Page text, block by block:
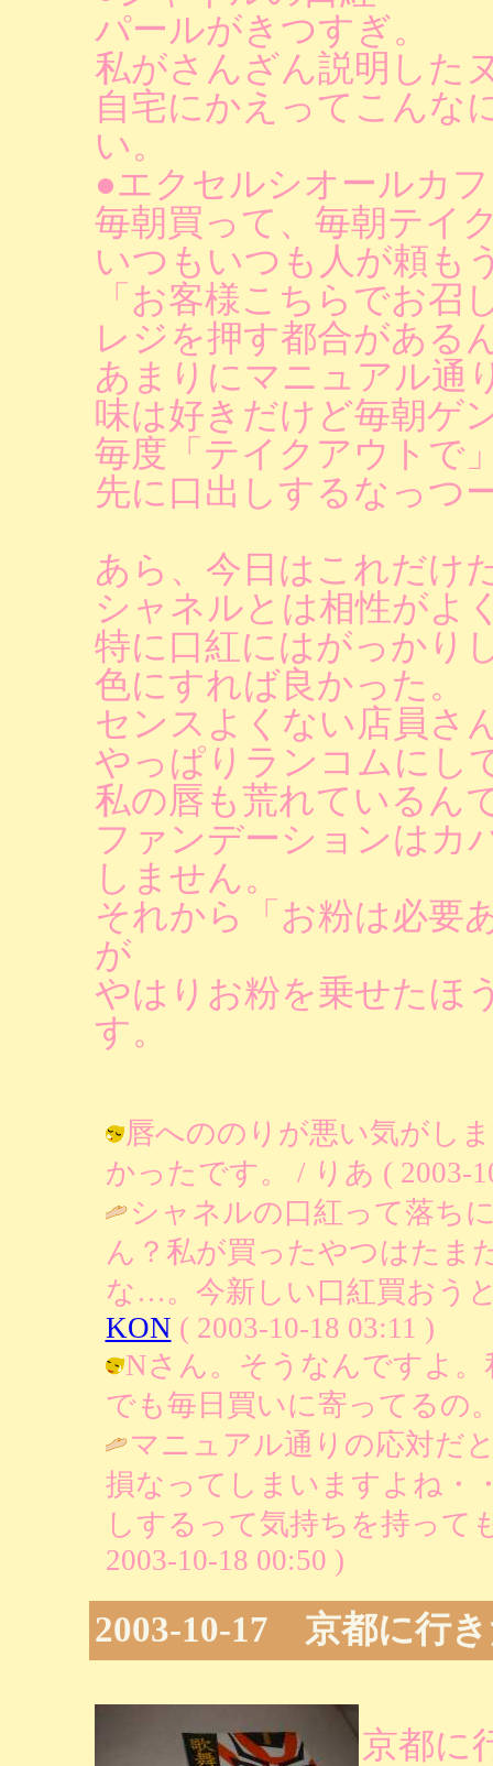
パールがきつすぎ。
私がさんざん説明した
自宅にかえってこんな
い。
●エクセルシオールカ
毎朝買って、毎朝テイ
いつもいつも人が頼も
「お客様こちらでお召
レジを押す都合がある
あまりにマニュアル通
味は好きだけど毎朝ゲ
毎度「テイクアウトで
先に口出しするなっつ
あら、今日はこれだけ
シャネルとは相性がよ
特に口紅にはがっかり
色にすれば良かった。
センスよくない店員さ
やっぱりランコムにし
私の唇も荒れているん
ファンデーションはカ
しません。
それから「お粉は必要
が
やはりお粉を乗せたほ
す。
唇へののりが悪い気がし
かったです。 / りあ ( 2003-
シャネルの口紅って落ち
ん？私が買ったやつはたま
な…。今新しい口紅買おう
KON ( 2003-10-18 03:11 )
Nさん。そうなんですよ
でも毎日買いに寄ってるの
マニュアル通りの応対だ
損なってしまいますよね・
しするって気持ちを持っ
2003-10-18 00:50 )
2003-10-17 京都に行
京都に